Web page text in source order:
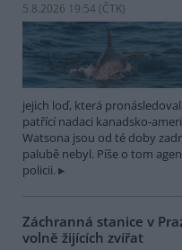
5.8.2026 19:54 (ČTK)
jejich loď, která
patřící nadaci kanadsko-
Watsona jsou od té doby
palubě nebyl. Píše o tom
policii.
Záchranná stanice v
volně žijících zvířat